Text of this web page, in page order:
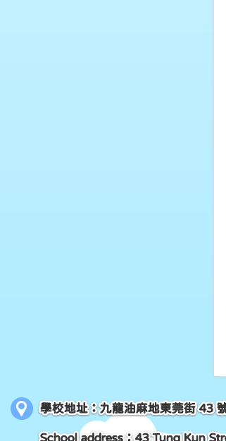
學校地址：九龍油麻地東莞街 43
School address：43 Tung Kun